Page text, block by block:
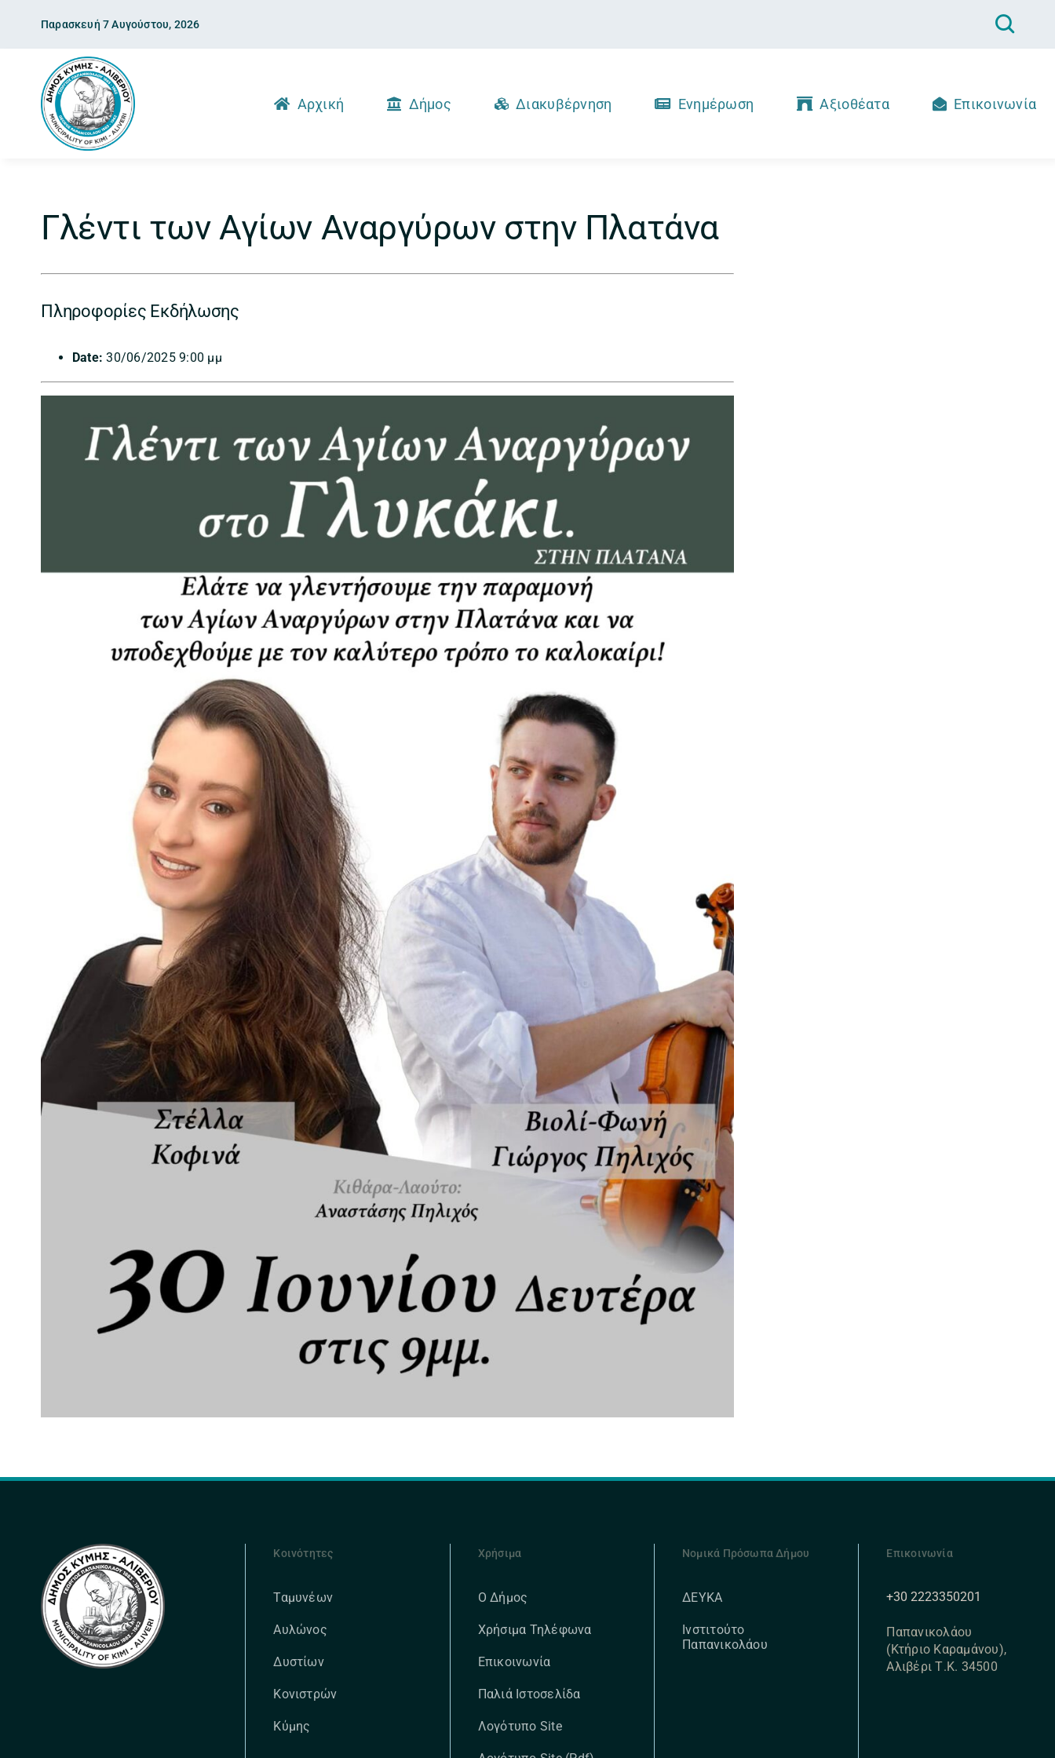
content
Παρασκευή 7 Αυγούστου, 2026
Αρχική Δήμος Διακυβέρνηση Ενημέρωση Αξιοθέατα Επικοινωνία
Γλέντι των Αγίων Αναργύρων στην Πλατάνα
Πληροφορίες Εκδήλωσης
Date: 30/06/2025 9:00 μμ
Κοινότητες
Ταμυνέων
Αυλώνος
Δυστίων
Κονιστρών
Κύμης
Χρήσιμα
Ο Δήμος
Χρήσιμα Τηλέφωνα
Επικοινωνία
Παλιά Ιστοσελίδα
Λογότυπο Site
Νομικά Πρόσωπα Δήμου
ΔΕΥΚΑ
Ινστιτούτο
Παπανικολάου
Επικοινωνία
+30 2223350201
Παπανικολάου
(Κτήριο Καραμάνου),
Αλιβέρι Τ.Κ. 34500